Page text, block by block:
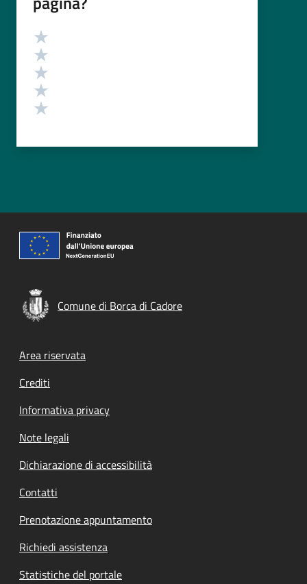
Valutazione
Comune di Borca di Cadore
Footer menu
Area riservata
Crediti
Informativa privacy
Note legali
Dichiarazione di accessibilità
Contatti
Prenotazione appuntamento
Richiedi assistenza
Statistiche del portale